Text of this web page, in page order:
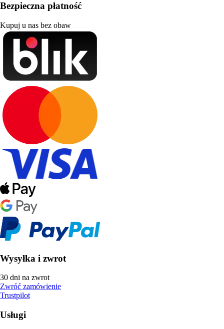
Bezpieczna płatność
Kupuj u nas bez obaw
Wysyłka i zwrot
30 dni na zwrot
Zwróć zamówienie
Trustpilot
Usługi